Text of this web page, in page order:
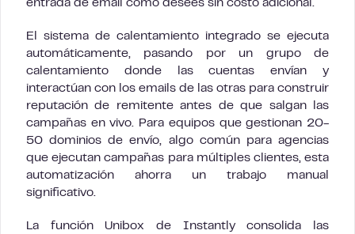
entrada de email como desees sin costo adicional.
El sistema de calentamiento integrado se ejecuta
automáticamente, pasando por un grupo de
calentamiento donde las cuentas envían y
interactúan con los emails de las otras para construir
reputación de remitente antes de que salgan las
campañas en vivo. Para equipos que gestionan 20-
50 dominios de envío, algo común para agencias
que ejecutan campañas para múltiples clientes, esta
automatización ahorra un trabajo manual
significativo.
La función Unibox de Instantly consolida las